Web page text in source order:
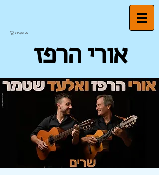
סל הקניות
אורי הרפז